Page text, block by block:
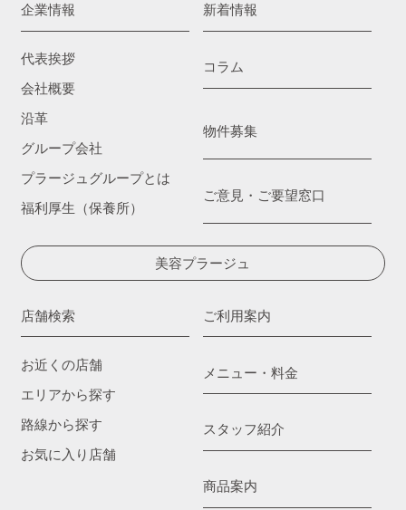
企業情報
代表挨拶
会社概要
沿革
グループ会社
プラージュグループとは
福利厚生（保養所）
新着情報
コラム
物件募集
ご意見・ご要望窓口
美容プラージュ
店舗検索
お近くの店舗
エリアから探す
路線から探す
お気に入り店舗
ご利用案内
メニュー・料金
スタッフ紹介
商品案内